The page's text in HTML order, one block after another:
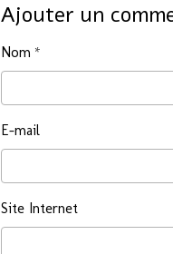
Ajouter un
Nom
E-mail
Site Internet